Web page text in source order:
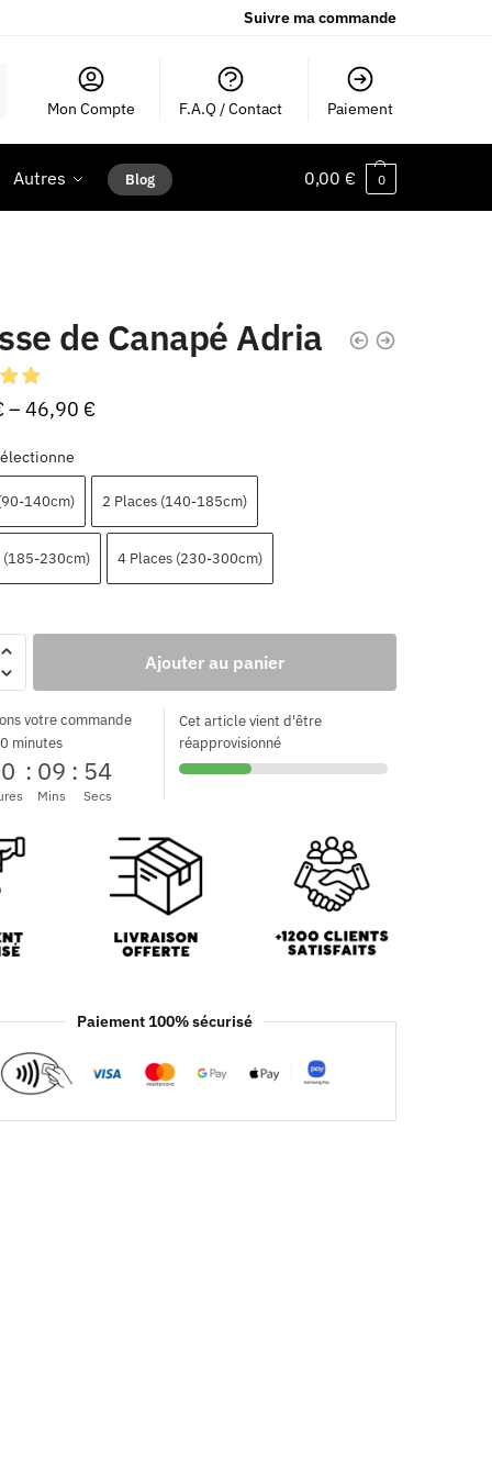
Suivre ma commande
Mon Compte F.A.Q / Contact Paiement
Autres Blog 0,00 € 0
de Canapé Adria
– 46,90 €
140cm) 2 Places (140-185cm)
(185-230cm) 4 Places (230-300cm)
Ajouter au panier
votre commande
minutes
: 09
Mins
: 53
Secs
Cet article vient d'être
réapprovisionné
Paiement 100% sécurisé